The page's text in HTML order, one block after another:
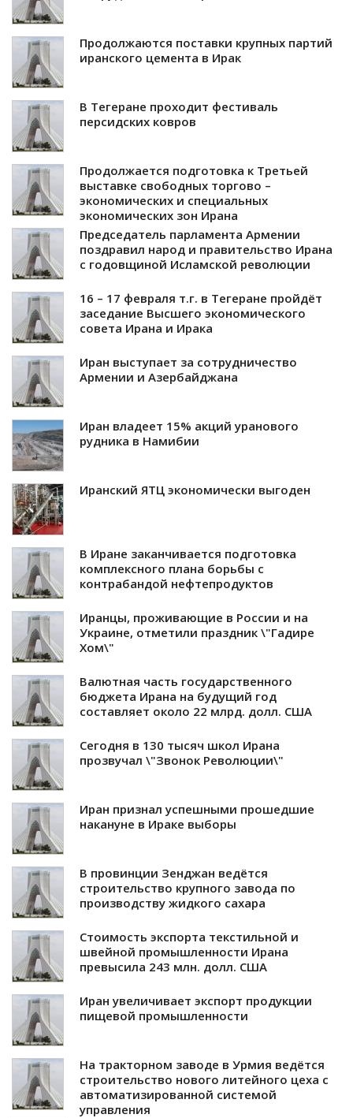
Продолжаются поставки крупных партий
иранского цемента в Ирак
В Тегеране проходит фестиваль
персидских ковров
Продолжается подготовка к Третьей
выставке свободных торгово –
экономических и специальных
экономических зон Ирана
Председатель парламента Армении
поздравил народ и правительство Ирана
с годовщиной Исламской революции
16 – 17 февраля т.г. в Тегеране пройдёт
заседание Высшего экономического
совета Ирана и Ирака
Иран выступает за сотрудничество
Армении и Азербайджана
Иран владеет 15% акций уранового
рудника в Намибии
Иранский ЯТЦ экономически выгоден
В Иране заканчивается подготовка
комплексного плана борьбы с
контрабандой нефтепродуктов
Иранцы, проживающие в России и на
Украине, отметили праздник \"Гадире
Хом\"
Валютная часть государственного
бюджета Ирана на будущий год
составляет около 22 млрд. долл. США
Сегодня в 130 тысяч школ Ирана
прозвучал \"Звонок Революции\"
Иран признал успешными прошедшие
накануне в Ираке выборы
В провинции Зенджан ведётся
строительство крупного завода по
производству жидкого сахара
Стоимость экспорта текстильной и
швейной промышленности Ирана
превысила 243 млн. долл. США
Иран увеличивает экспорт продукции
пищевой промышленности
На тракторном заводе в Урмия ведётся
строительство нового литейного цеха с
автоматизированной системой
управления